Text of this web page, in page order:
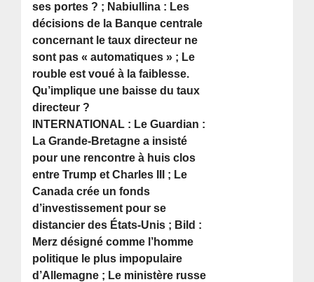
ses portes ? ; Nabiullina : Les
décisions de la Banque centrale
concernant le taux directeur ne
sont pas « automatiques » ; Le
rouble est voué à la faiblesse.
Qu’implique une baisse du taux
directeur ?
INTERNATIONAL : Le Guardian :
La Grande-Bretagne a insisté
pour une rencontre à huis clos
entre Trump et Charles III ; Le
Canada crée un fonds
d’investissement pour se
distancier des États-Unis ; Bild :
Merz désigné comme l’homme
politique le plus impopulaire
d’Allemagne ; Le ministère russe